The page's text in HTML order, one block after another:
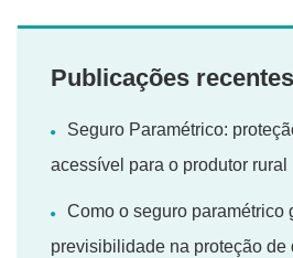
Publicações recentes
Seguro Paramétrico:
acessível para o produtor rural
Como o seguro paramétrico
previsibilidade na proteção de